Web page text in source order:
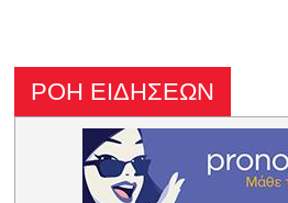
ΡΟΗ ΕΙΔΗΣΕΩΝ